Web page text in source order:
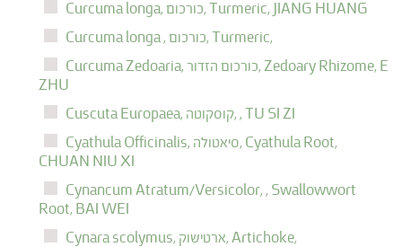
Curcuma longa,
כורכום, Turmeric, JIANG HUANG
Curcuma longa ,
כורכום, Turmeric,
Curcuma Zedoaria,
כורכום הזדור, Zedoary Rhizome, E
ZHU
Cuscuta Europaea,
קוסקוטה, , TU SI ZI
Cyathula Officinalis,
סיאטולה, Cyathula Root,
CHUAN NIU XI
Cynancum Atratum/Versicolor, , Swallowwort
Root, BAI WEI
Cynara scolymus,
ארטישוק, Artichoke,